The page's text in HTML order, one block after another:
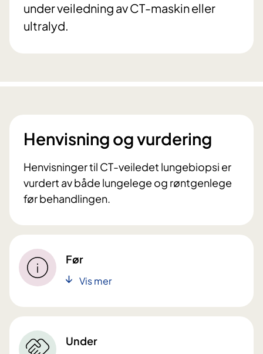
under veiledning av CT-maskin eller
ultralyd.
Henvisning og vurdering
Henvisninger til CT-veiledet lungebiopsi er
vurdert av både lungelege og røntgenlege
før behandlingen.
Før
Vis mer
Under